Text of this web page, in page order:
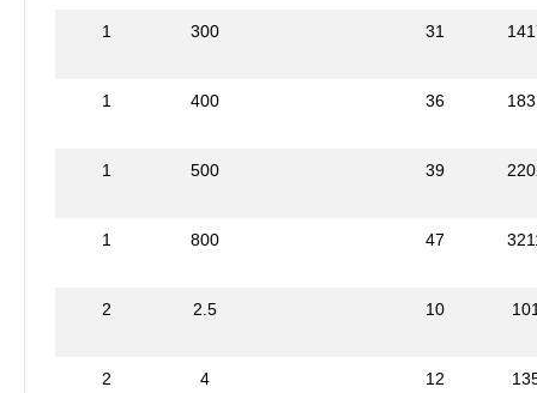
1 300 31
1 400 36
1 500 39
1 800 47
2 2.5 10
2 4 12